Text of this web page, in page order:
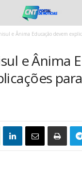
e Ânima Educação devem
e Ânima